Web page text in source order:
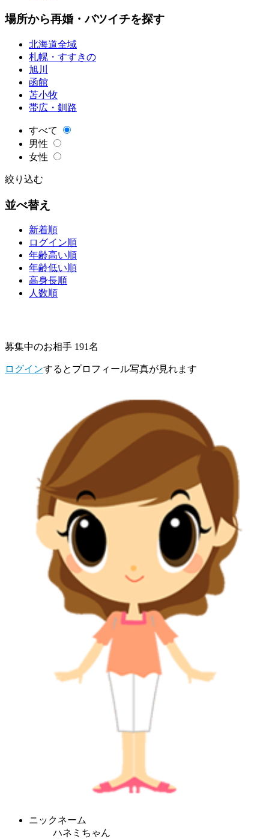
場所から再婚・バツイチを探す
北海道全域
札幌・すすきの
旭川
函館
苫小牧
帯広・釧路
すべて
男性
女性
絞り込む
並べ替え
新着順
ログイン順
年齢高い順
年齢低い順
高身長順
人数順
募集中のお相手 191名
ログインするとプロフィール写真が見れます
ニックネーム
ハネミちゃん